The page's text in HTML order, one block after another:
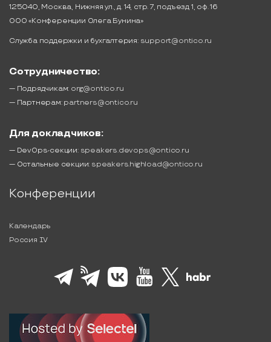
125040, Москва, Нижняя ул., д. 14, стр. 7, подъезд 1, оф. 16
ООО «Конференции Олега Бунина»
Служба поддержки и бухгалтерия: support@ontico.ru
Сотрудничество:
— Подрядчикам: org@ontico.ru
— Партнерам: partners@ontico.ru
Для докладчиков:
— DevOps-секции: speakers.devops@ontico.ru
— Остальные секции: speakers.highload@ontico.ru
Конференции
Календарь
Россия IV